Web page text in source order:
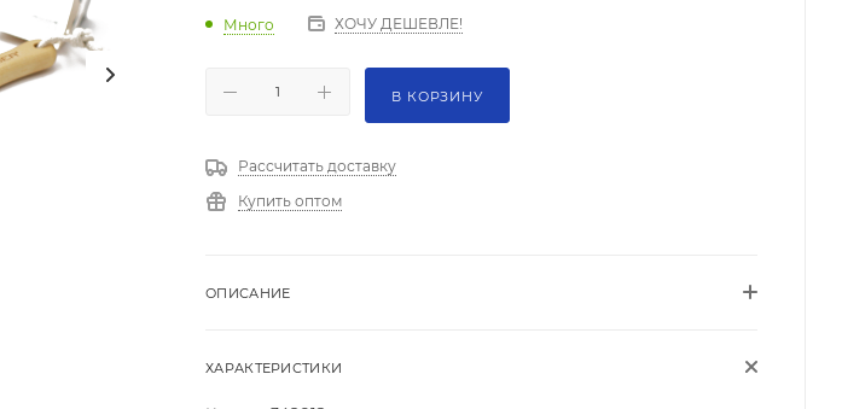
Много ХОЧУ ДЕШЕВЛЕ!
В КОРЗИНУ
Рассчитать доставку
Купить оптом
ОПИСАНИЕ
ХАРАКТЕРИСТИКИ